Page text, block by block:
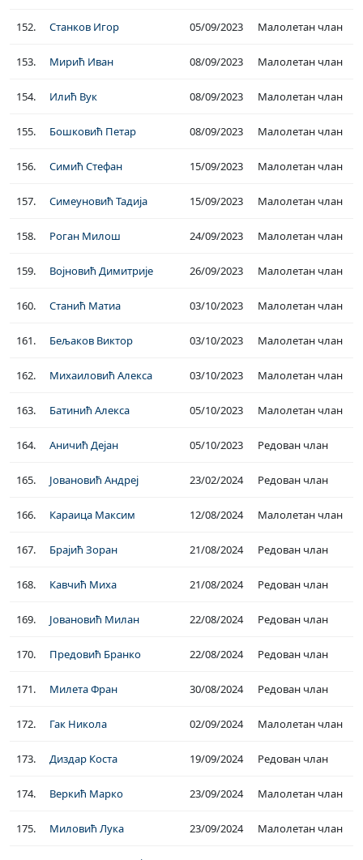
152. Станков Игор 05/09/2023 Малолетан члан
153. Мирић Иван 08/09/2023 Малолетан члан
154. Илић Вук 08/09/2023 Малолетан члан
155. Бошковић Петар 08/09/2023 Малолетан члан
156. Симић Стефан 15/09/2023 Малолетан члан
157. Симеуновић Тадија 15/09/2023 Малолетан члан
158. Роган Милош 24/09/2023 Малолетан члан
159. Војновић Димитрије 26/09/2023 Малолетан члан
160. Станић Матиа 03/10/2023 Малолетан члан
161. Бељаков Виктор 03/10/2023 Малолетан члан
162. Михаиловић Алекса 03/10/2023 Малолетан члан
163. Батинић Алекса 05/10/2023 Малолетан члан
164. Аничић Дејан 05/10/2023 Редован члан
165. Јовановић Андреј 23/02/2024 Редован члан
166. Караица Максим 12/08/2024 Малолетан члан
167. Брајић Зоран 21/08/2024 Редован члан
168. Кавчић Миха 21/08/2024 Редован члан
169. Јовановић Милан 22/08/2024 Редован члан
170. Предовић Бранко 22/08/2024 Редован члан
171. Милета Фран 30/08/2024 Редован члан
172. Гак Никола 02/09/2024 Малолетан члан
173. Диздар Коста 19/09/2024 Редован члан
174. Веркић Марко 23/09/2024 Малолетан члан
175. Миловић Лука 23/09/2024 Малолетан члан